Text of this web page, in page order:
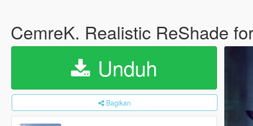
CemreK. Realistic ReShade
Unduh
Bagikan